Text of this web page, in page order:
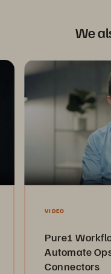
We
VIDEO
Pure1
Automate
Connectors